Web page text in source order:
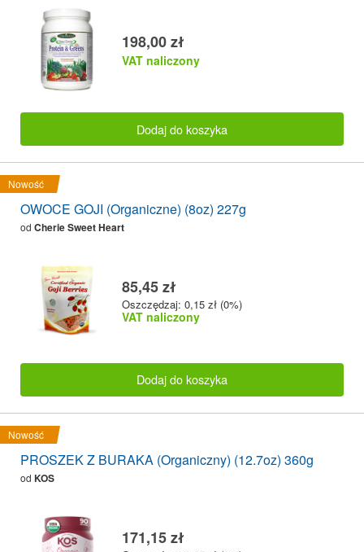
198,00 zł
VAT naliczony
Dodaj do koszyka
Nowość
OWOCE GOJI (Organiczne) (8oz) 227g
od Cherie Sweet Heart
85,45 zł
Oszczędzaj: 0,15 zł (0%)
VAT naliczony
Dodaj do koszyka
Nowość
PROSZEK Z BURAKA (Organiczny) (12.7oz) 360g
od KOS
171,15 zł